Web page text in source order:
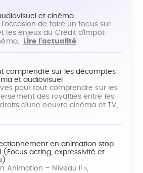
et cinéma
de faire un focus sur
les enjeux du Crédit d'Impôt
Lire l'actualité
comprendre sur les décomptes
et audiovisuel
pour tout comprendre sur les
des royalties entre les
d'une oeuvre cinéma et TV,
en animation stop
(Focus acting, expressivité et
Animation – Niveau II »,